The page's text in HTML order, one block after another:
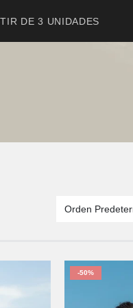
DE 3 UNIDADES
-50%